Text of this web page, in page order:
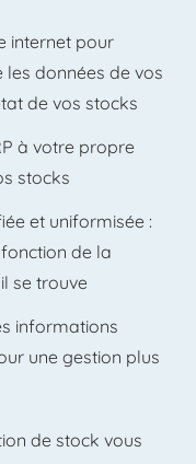
internet pour
données de vos
de vos stocks
à votre propre
stocks
et uniformisée :
de la
se trouve
informations
une gestion plus
de stock vous